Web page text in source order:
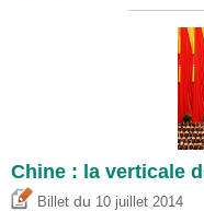
Chine : la verticale
Billet du 10 juillet 2014